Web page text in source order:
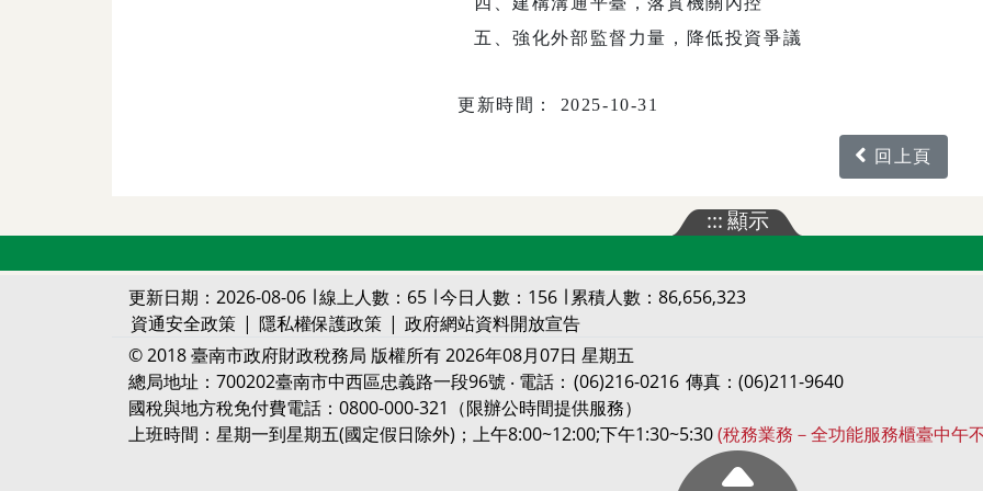
五、強化外部監督力量，降低投資爭議
更新時間： 2025-10-31
回上頁
:::顯示
更新日期：2026-08-06 ∣ 線上人數：65 ∣ 今日人數：156 ∣ 累積人數：86,656,323
資通安全政策 | 隱私權保護政策 | 政府網站資料開放宣告
© 2018 臺南市政府財政稅務局 版權所有 2026年08月07日 星期五
總局地址：700202臺南市中西區忠義路一段96號 ‧ 電話： (06)216-0216 傳真：(06)211-9640
國稅與地方稅免付費電話：0800-000-321（限辦公時間提供服務）
上班時間：星期一到星期五(國定假日除外)；上午8:00~12:00;下午1:30~5:30(稅務業務－全功能服務櫃臺中午